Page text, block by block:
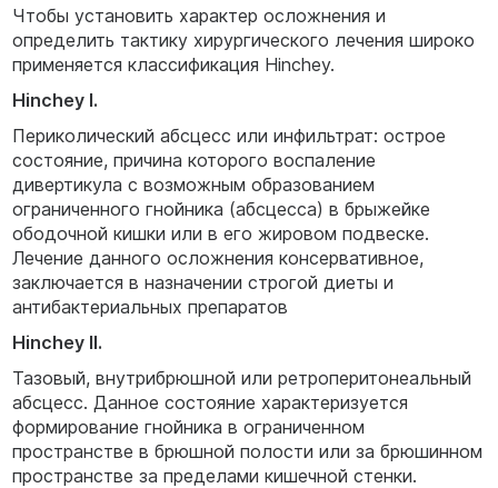
Чтобы установить характер осложнения и
определить тактику хирургического лечения широко
применяется классификация Hinchey.
Hinchey I.
Периколический абсцесс или инфильтрат: острое
состояние, причина которого воспаление
дивертикула с возможным образованием
ограниченного гнойника (абсцесса) в брыжейке
ободочной кишки или в его жировом подвеске.
Лечение данного осложнения консервативное,
заключается в назначении строгой диеты и
антибактериальных препаратов
Hinchey II.
Тазовый, внутрибрюшной или ретроперитонеальный
абсцесс. Данное состояние характеризуется
формирование гнойника в ограниченном
пространстве в брюшной полости или за брюшинном
пространстве за пределами кишечной стенки.